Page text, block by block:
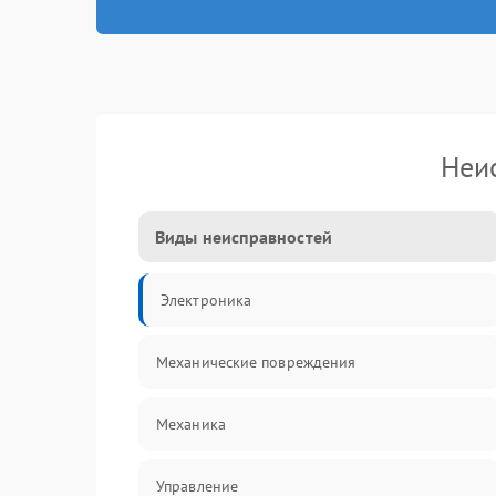
Виды неисправностей
Электроника
Механические повреждения
Механика
Управление